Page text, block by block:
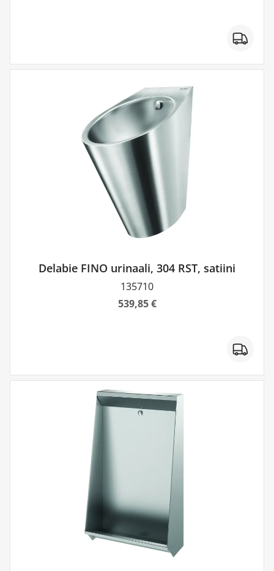
Delabie FINO urinaali, 304 RST, satiini
135710
539,85 €